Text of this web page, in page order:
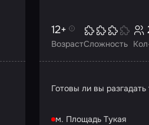
Возраст
12+
Сложность
Готовы ли вы
м. Площадь Тукая